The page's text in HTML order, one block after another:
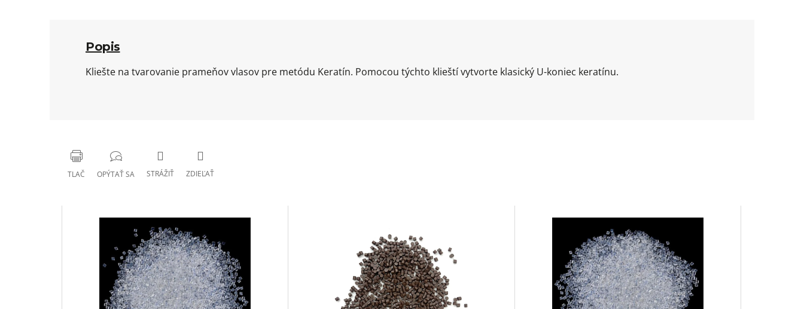
Popis
Kliešte na tvarovanie prameňov vlasov pre metódu Keratín. Pomocou týchto klieští vytvorte klasický U-koniec keratínu.
TLAČ OPÝTAŤ SA STRÁŽIŤ ZDIEĽAŤ